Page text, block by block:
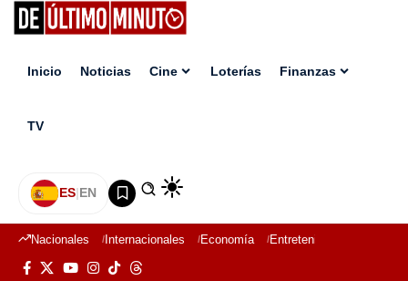
Inicio Noticias Cine Loterías Finanzas
TV
ES|EN
Nacionales Internacionales Economía Entretenimiento